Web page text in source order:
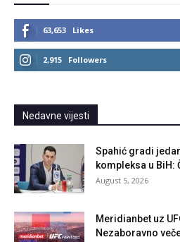
63,653 Likes
2,915 Followers
Nedavne vijesti
Spahić gradi
kompleksa u BiH:
August 5, 2026
Meridianbet uz
Nezaboravno